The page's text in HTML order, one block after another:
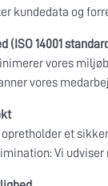
kundedata og
(ISO 14001
vores
vores
opretholder et
Vi